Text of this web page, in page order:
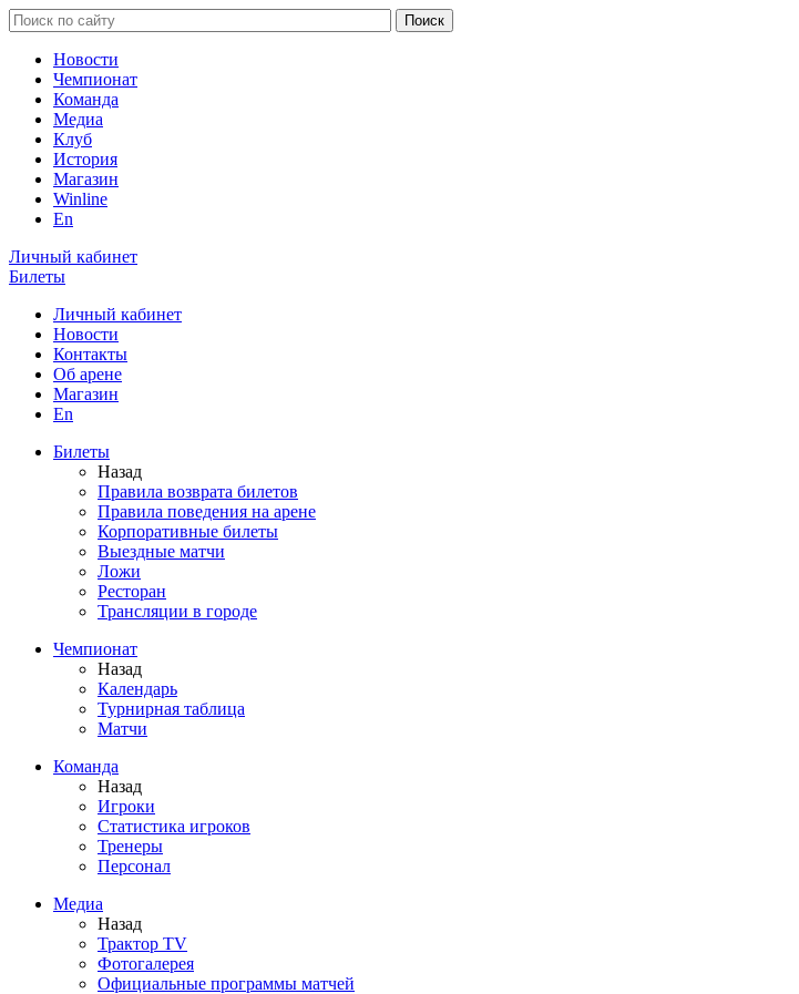
Новости
Чемпионат
Команда
Медиа
Клуб
История
Магазин
Winline
En
Личный кабинет
Билеты
Личный кабинет
Новости
Контакты
Об арене
Магазин
En
Билеты
Назад
Правила возврата билетов
Правила поведения на арене
Корпоративные билеты
Выездные матчи
Ложи
Ресторан
Трансляции в городе
Чемпионат
Назад
Календарь
Турнирная таблица
Матчи
Команда
Назад
Игроки
Статистика игроков
Тренеры
Персонал
Медиа
Назад
Трактор TV
Фотогалерея
Официальные программы матчей